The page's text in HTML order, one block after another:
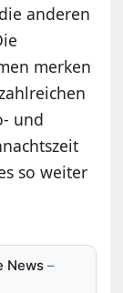
anderen
merken
und
so weiter
News –